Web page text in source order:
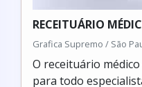
RECEITUÁRIO
Grafica Supremo / São
O receituário
para todo